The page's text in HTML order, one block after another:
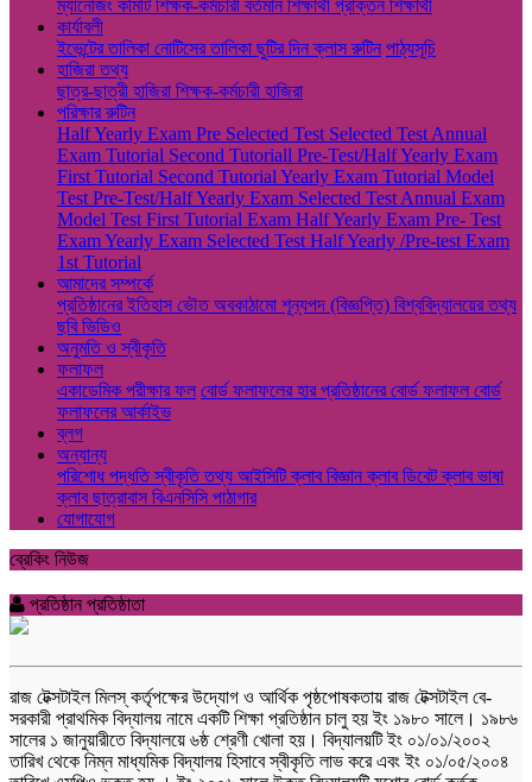
ম্যানেজিং কমিটিশিক্ষক-কর্মচারী বর্তমান শিক্ষার্থী প্রাক্তন শিক্ষার্থী
কার্যাবলী
ইভেন্টের তালিকা নোটিসের তালিকা ছুটির দিনক্লাস রুটিন পাঠ্যসূচি
হাজিরা তথ্য
ছাত্র-ছাত্রী হাজিরা শিক্ষক-কর্মচারী হাজিরা
পরিক্ষার রুটিন
Half Yearly Exam Pre Selected Test Selected Test Annual
Exam Tutorial Second Tutoriall Pre-Test/Half Yearly Exam
First Tutorial Second Tutorial Yearly Exam Tutorial Model
Test Pre-Test/Half Yearly Exam Selected Test Annual Exam
Model Test First Tutorial Exam Half Yearly Exam Pre- Test
ExamYearly Exam Selected Test Half Yearly /Pre-test Exam
1st Tutorial
আমাদের সম্পর্কে
প্রতিষ্ঠানের ইতিহাস ভৌত অবকাঠামো শূন্যপদ (বিজ্ঞপ্তি) বিশ্ববিদ্যালয়ের তথ্য
ছবিভিডিও
অনুমতি ও স্বীকৃতি
ফলাফল
একাডেমিক পরীক্ষার ফল বোর্ড ফলাফলের হারপ্রতিষ্ঠানের বোর্ড ফলাফল বোর্ড
ফলাফলের আর্কাইভ
ব্লগ
অন্যান্য
পরিশোধ পদ্ধতিস্বীকৃতি তথ্য আইসিটি ক্লাববিজ্ঞান ক্লাবডিবেট ক্লাবভাষা
ক্লাবছাত্রাবাস বিএনসিসি পাঠাগার
যোগাযোগ
ব্রেকিং নিউজ
প্রতিষ্ঠান প্রতিষ্ঠাতা
রাজ টেক্সটাইল মিলস্ কর্তৃপক্ষের উদ্যোগ ও আর্থিক পৃষ্ঠপোষকতায় রাজ টেক্সটাইল বে-
সরকারী প্রাথমিক বিদ্যালয় নামে একটি শিক্ষা প্রতিষ্ঠান চালু হয় ইং ১৯৮০ সালে। ১৯৮৬
সালের ১ জানুয়ারীতে বিদ্যালয়ে ৬ষ্ঠ শ্রেণী খোলা হয়। বিদ্যালয়টি ইং ০১/০১/২০০২
তারিখ থেকে নিম্ন মাধ্যমিক বিদ্যালয় হিসাবে স্বীকৃতি লাভ করে এবং ইং ০১/০৫/২০০৪